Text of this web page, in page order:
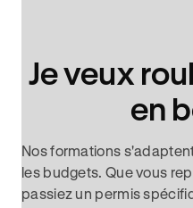
Je veux
en
Nos formations
les budgets. Que vous
passiez un permis